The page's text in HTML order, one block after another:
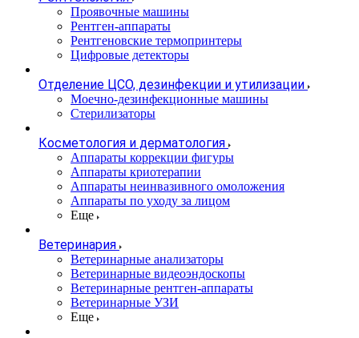
Проявочные машины
Рентген-аппараты
Рентгеновские термопринтеры
Цифровые детекторы
Отделение ЦСО, дезинфекции и утилизации
Моечно-дезинфекционные машины
Стерилизаторы
Косметология и дерматология
Аппараты коррекции фигуры
Аппараты криотерапии
Аппараты неинвазивного омоложения
Аппараты по уходу за лицом
Еще
Ветеринария
Ветеринарные анализаторы
Ветеринарные видеоэндоскопы
Ветеринарные рентген-аппараты
Ветеринарные УЗИ
Еще